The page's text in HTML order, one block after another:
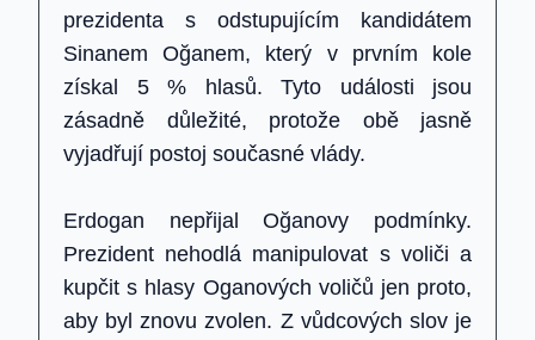
prezidenta s odstupujícím kandidátem
Sinanem Oğanem, který v prvním kole
získal 5 % hlasů. Tyto události jsou
zásadně důležité, protože obě jasně
vyjadřují postoj současné vlády.
Erdogan nepřijal Oğanovy podmínky.
Prezident nehodlá manipulovat s voliči a
kupčit s hlasy Oganových voličů jen proto,
aby byl znovu zvolen. Z vůdcových slov je